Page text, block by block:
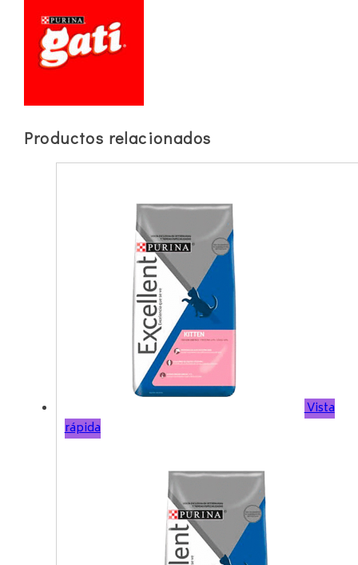
Productos relacionados
Vista
rápida